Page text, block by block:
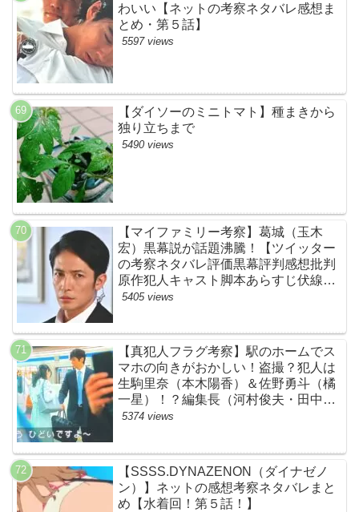
わいい【ネットの考察ネタバレ感想ま
とめ・第５話】
5597 views
【ダイソーのミニトマト】種まきから
独り立ちまで
5490 views
【マイファミリー考察】葛城（玉木
宏）黒幕説が話題沸騰！【ツイッター
の考察ネタバレ評価黒幕評判感想批判
原作犯人キャスト脚本あらすじ伏線ま
とめ】
5405 views
【真犯人フラグ考察】駅のホームでス
マホの向きがおかしい！盗撮？犯人は
生駒里奈（本木陽香）＆佐野勇斗（橘
一星）！？編集長（河村俊夫・田中哲
司説も？【ネット・ツイッターの考察
5374 views
【SSSS.DYNAZENON（ダイナゼノ
ン）】ネットの感想考察ネタバレまと
め【水着回！第５話！】